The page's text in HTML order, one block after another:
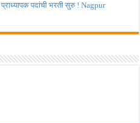
पदांची भरती सुरु ! Nagpur